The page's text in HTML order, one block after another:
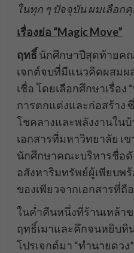
ในทุก ๆ ปัจจุบัน ผมเลือก
เรื่องย่อ “Magic Move”
ฤทธิ์ นักศึกษาปีสุดท้ายค
เจกต์จบที่มีแนวคิดผสมผ
เชื่อ โดยเลือกศึกษาเรื่อง
การตกแต่งและก่อสร้าง
โชคลางและพลังงานในบ้
เอกสารที่มหาวิทยาลัย เข
นักศึกษาคณะบริหารชื่อดั
อสังหาริมทรัพย์ผู้เพียบพ
ของเพียวจากเอกสารที่ถื
ในค่ำคืนหนึ่งที่ร้านเหล้า
ฤทธิ์เมาและคึกจนหยิบหิ
โปรเจกต์มา “ทำนายดวง